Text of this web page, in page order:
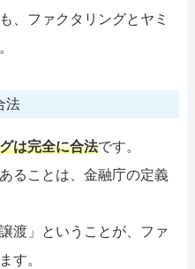
、ファクタリングとヤミ
法
は完全に合法です。
ることは、金融庁の定義
渡」ということが、ファ
す。